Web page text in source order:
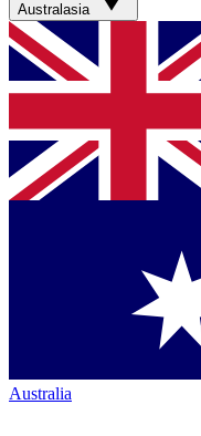
Australasia
Australia